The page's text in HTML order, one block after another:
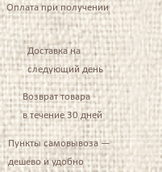
Оплата при получении
Доставка на
следующий день
Возврат товара
в течение 30 дней
Пункты самовывоза —
дешево и удобно